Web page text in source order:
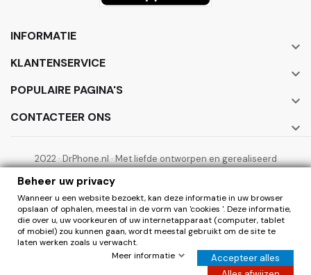
INFORMATIE

KLANTENSERVICE

POPULAIRE PAGINA'S

CONTACTEER ONS

2022 · DrPhone.nl · Met liefde ontworpen en gerealiseerd
0
Beheer uw privacy
Wanneer u een website bezoekt, kan deze informatie in uw browser
opslaan of ophalen, meestal in de vorm van 'cookies '. Deze informatie,
die over u, uw voorkeuren of uw internetapparaat (computer, tablet
of mobiel) zou kunnen gaan, wordt meestal gebruikt om de site te
laten werken zoals u verwacht.
Meer informatie
Accepteer alles